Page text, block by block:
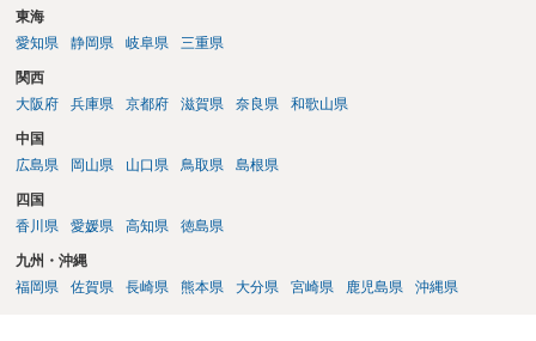
東海
愛知県
静岡県 岐阜県 三重県
関西
大阪府
兵庫県 京都府 滋賀県 奈良県 和歌山県
中国
広島県
岡山県 山口県 鳥取県 島根県
四国
香川県
愛媛県 高知県 徳島県
九州・沖縄
福岡県
佐賀県 長崎県 熊本県 大分県 宮崎県 鹿児島県 沖縄県